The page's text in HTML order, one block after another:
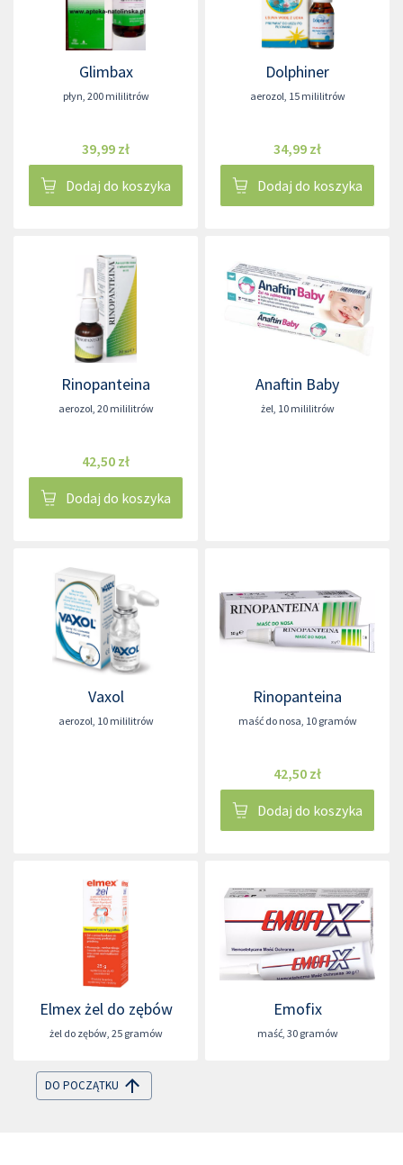
Glimbax
płyn, 200 mililitrów
39,99 zł
Dodaj do koszyka
Dolphiner
aerozol, 15 mililitrów
34,99 zł
Dodaj do koszyka
Rinopanteina
aerozol, 20 mililitrów
42,50 zł
Dodaj do koszyka
Anaftin Baby
żel, 10 mililitrów
Vaxol
aerozol, 10 mililitrów
Rinopanteina
maść do nosa, 10 gramów
42,50 zł
Dodaj do koszyka
Elmex żel do zębów
żel do zębów, 25 gramów
Emofix
maść, 30 gramów
DO POCZĄTKU